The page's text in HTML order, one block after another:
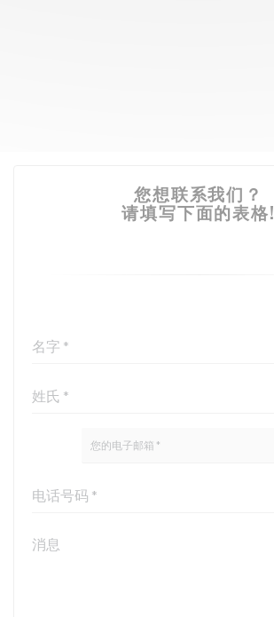
您想联系我们？
请填写下面的表格!